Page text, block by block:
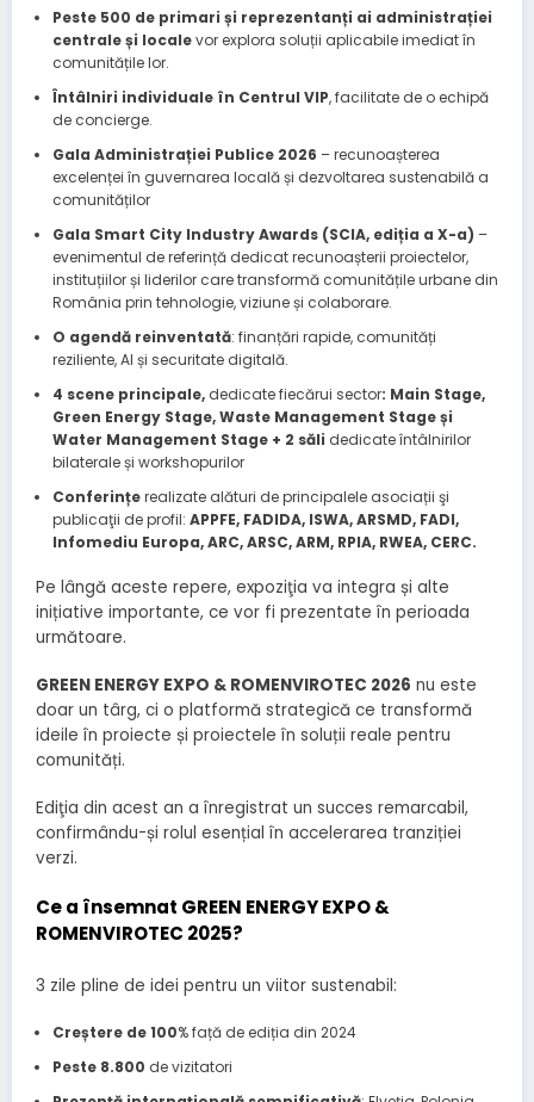
Peste 500 de primari și reprezentanți ai administrației
centrale și localevor explora soluții aplicabile imediat în
comunitățile lor.
Întâlniri individuale în Centrul VIP, facilitate de o echipă
de concierge.
Gala Administrației Publice 2026 – recunoașterea
excelenței în guvernarea locală și dezvoltarea sustenabilă a
comunităților
Gala Smart City Industry Awards (SCIA, ediția a X-a) –
evenimentul de referință dedicat recunoașterii proiectelor,
instituțiilor și liderilor care transformă comunitățile urbane din
România prin tehnologie, viziune și colaborare.
O agendă reinventată: finanțări rapide, comunități
reziliente, AI și securitate digitală.
4 scene principale, dedicate fiecărui sector: Main Stage,
Green Energy Stage, Waste Management Stage și
Water Management Stage + 2 săli dedicate întâlnirilor
bilaterale și workshopurilor
Conferințerealizate alături de principalele asociații şi
publicaţii de profil: APPFE, FADIDA, ISWA, ARSMD, FADI,
Infomediu Europa, ARC, ARSC, ARM, RPIA, RWEA, CERC.
Pe lângă aceste repere, expoziţia va integra și alte
inițiative importante, ce vor fi prezentate în perioada
următoare.
GREEN ENERGY EXPO & ROMENVIROTEC 2026 nu este
doar un târg, ci o platformă strategică ce transformă
ideile în proiecte și proiectele în soluții reale pentru
comunități.
Ediţia din acest an a înregistrat un succes remarcabil,
confirmându-și rolul esențial în accelerarea tranziției
verzi.
Ce a însemnat GREEN ENERGY EXPO &
ROMENVIROTEC 2025?
3 zile pline de idei pentru un viitor sustenabil:
Creștere de 100% față de ediția din 2024
Peste 8.800 de vizitatori